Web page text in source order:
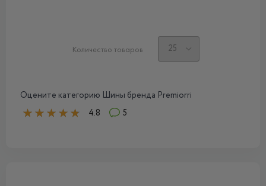
Количество товаров
Оцените категорию Шины бренда Premiorri
4.8
5